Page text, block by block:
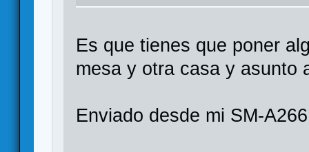
Es que tienes que poner
mesa y otra casa y asunto
Enviado desde mi SM-